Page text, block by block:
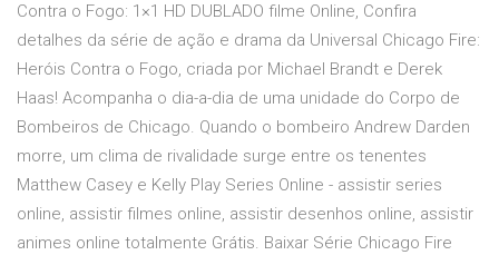
Contra o Fogo: 1×1 HD DUBLADO filme Online, Confira
detalhes da série de ação e drama da Universal Chicago Fire:
Heróis Contra o Fogo, criada por Michael Brandt e Derek
Haas! Acompanha o dia-a-dia de uma unidade do Corpo de
Bombeiros de Chicago. Quando o bombeiro Andrew Darden
morre, um clima de rivalidade surge entre os tenentes
Matthew Casey e Kelly Play Series Online - assistir series
online, assistir filmes online, assistir desenhos online, assistir
animes online totalmente Grátis. Baixar Série Chicago Fire